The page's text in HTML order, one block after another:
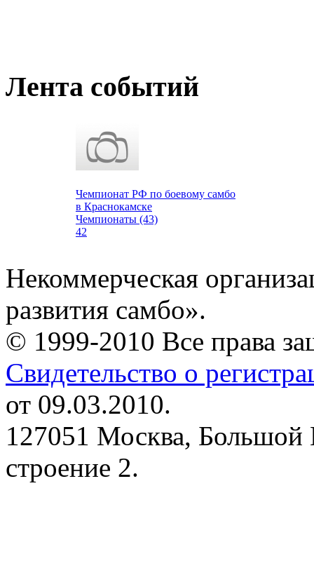
Лента событий
Чемпионат РФ по боевому самбо
в Краснокамске
Чемпионаты (43)
42
Некоммерческая
развития самбо».
© 1999-2010 Все права
Свидетельство о
от 09.03.2010.
127051 Москва, Большой
строение 2.